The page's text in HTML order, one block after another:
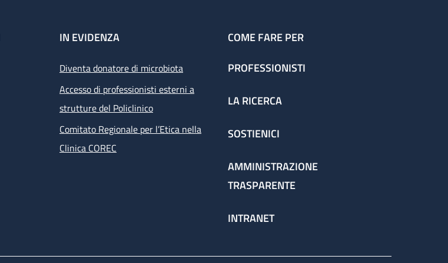
IN EVIDENZA
Diventa donatore di microbiota
Accesso di professionisti esterni a
strutture del Policlinico
Comitato Regionale per l’Etica nella
Clinica COREC
COME FARE PER
PROFESSIONISTI
LA RICERCA
SOSTIENICI
AMMINISTRAZIONE
TRASPARENTE
INTRANET